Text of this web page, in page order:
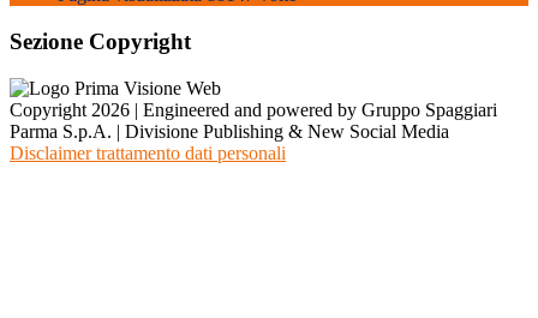
Sezione Copyright
Copyright 2026 | Engineered and powered by Gruppo Spaggiari
Parma S.p.A. | Divisione Publishing & New Social Media
Disclaimer trattamento dati personali